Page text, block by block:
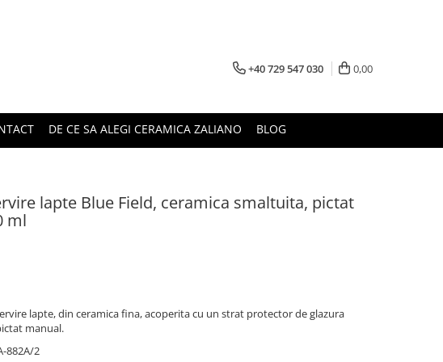
+40 729 547 030 0,00
DE CE SA ALEGI CERAMICA ZALIANO BLOG
lapte Blue Field, ceramica smaltuita, pictat
ml
lapte, din ceramica fina, acoperita cu un strat protector de glazura
manual.
882A/2